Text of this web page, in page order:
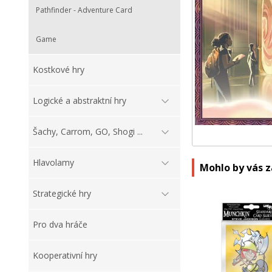
Pathfinder - Adventure Card
Game
Kostkové hry
Logické a abstraktní hry
Šachy, Carrom, GO, Shogi ...
Hlavolamy
Strategické hry
Pro dva hráče
Kooperativní hry
Mohlo by vás